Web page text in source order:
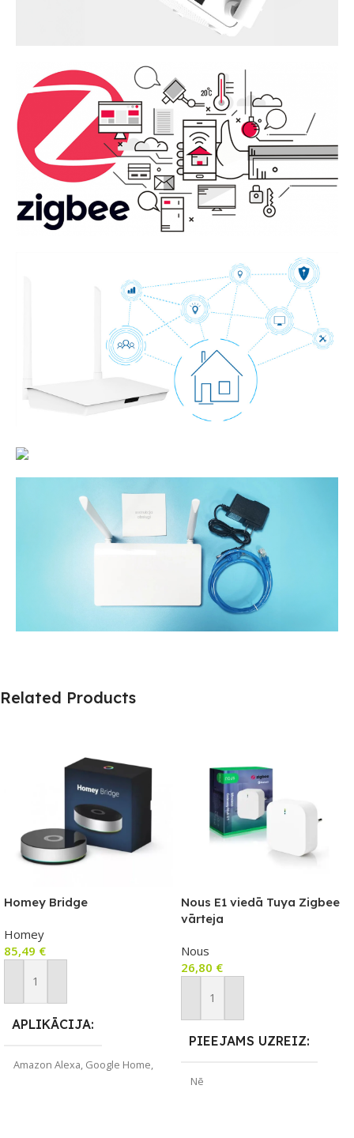
Related Products
Homey Bridge
Homey
85,49 €
Pievienot Grozam
APLIKĀCIJA
Amazon Alexa, Google Home,
Nous E1 viedā Tuya Zigbee
vārteja
Nous
26,80 €
Pievienot Grozam
PIEEJAMS UZREIZ
Nē